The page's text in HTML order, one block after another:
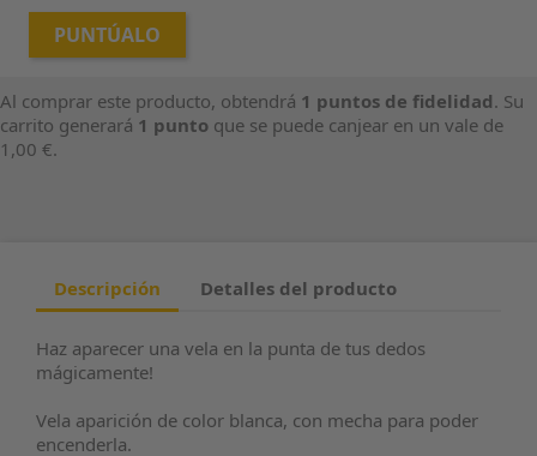
PUNTÚALO
Al comprar este producto, obtendrá 1 puntos de fidelidad. Su
carrito generará 1 punto que se puede canjear en un vale de
1,00 €.
Descripción Detalles del producto
Haz aparecer una vela en la punta de tus dedos
mágicamente!
Vela aparición de color blanca, con mecha para poder
encenderla.